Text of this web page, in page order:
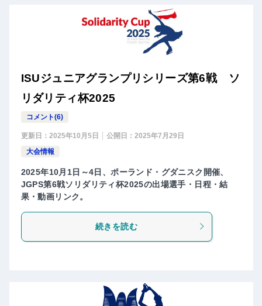
ISUジュニアグランプリシリーズ第6戦 ソ
リダリティ杯2025
コメント(6)
更新日： 2025年10月5日 公開日： 2025年7月29日
大会情報
2025年10月1日～4日、ポーランド・グダニスク開催、
JGPS第6戦ソリダリティ杯2025の出場選手・日程・結
果・動画リンク。
続きを読む